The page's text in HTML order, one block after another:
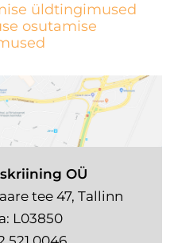
üldtingimused
osutamise
OÜ
tee 47, Tallinn
L03850